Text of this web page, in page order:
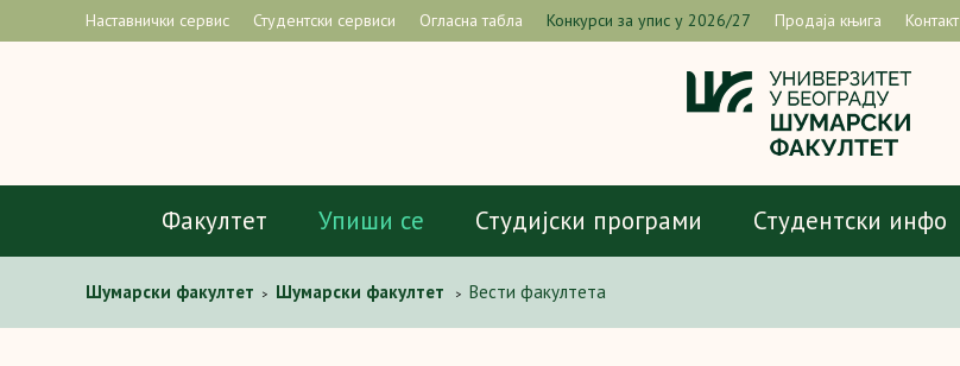
Наставнички сервис Студентски сервиси Огласна табла Конкурси за упис у 2026/27 Продаја књига Контакт
Факултет Упиши се Студијски програми Студентски инфо
Шумaрски факултет > Шумарски факултет > Вести факултета